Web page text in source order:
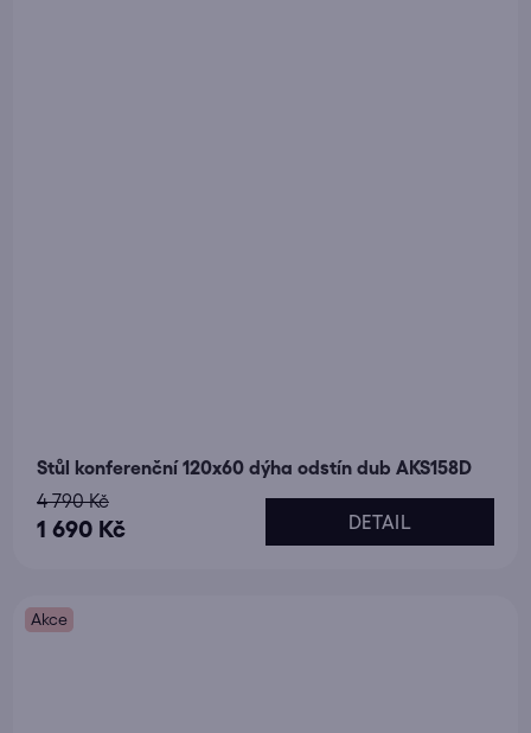
Stůl konferenční 120x60 dýha odstín dub AKS158D
1 690 Kč
4 790 Kč
DETAIL
Akce